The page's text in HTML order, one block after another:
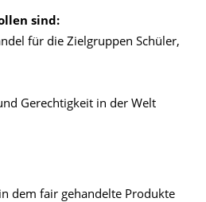
sind:
für die Zielgruppen Schüler,
Gerechtigkeit in der Welt
in dem fair gehandelte Produkte